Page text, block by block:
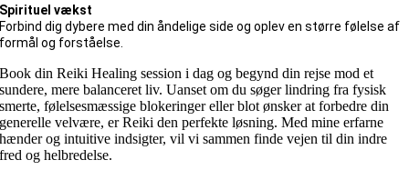
Spirituel vækst
Forbind dig dybere med din åndelige side og oplev en større følelse af
formål og forståelse.
Book din Reiki Healing session i dag og begynd din rejse mod et
sundere, mere balanceret liv. Uanset om du søger lindring fra fysisk
smerte, følelsesmæssige blokeringer eller blot ønsker at forbedre din
generelle velvære, er Reiki den perfekte løsning. Med mine erfarne
hænder og intuitive indsigter, vil vi sammen finde vejen til din indre
fred og helbredelse.